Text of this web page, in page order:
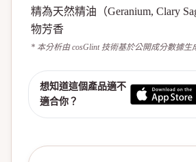
精為天然精油（Geranium, Clary
物芳香
* 本分析由 cosGlint 技術基於公開成分數據生
想知道這個產品適不
適合你？